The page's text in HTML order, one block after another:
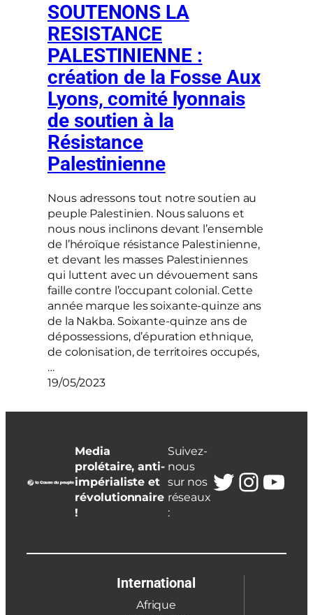
SOUTENONS LA
RESISTANCE
PALESTINIENNE :
création de la Fosse Aux
Lyons, comité lyonnais
de soutien à la
Résistance
Palestinienne
Nous adressons tout notre soutien au
peuple Palestinien. Nous saluons et
nous nous inclinons devant l’ensemble
de l’héroïque résistance Palestinienne,
et devant les masses Palestiniennes
qui luttent avec un dévouement sans
faille contre l’occupant colonial. Cette
année marque les soixante-quinze ans
de la Nakba. Soixante-quinze ans de
dépossessions, d’épuration ethnique,
de colonisation, de territoires occupés,
…
19/05/2023
Media
prolétaire, anti-
impérialiste et
révolutionnaire
!
Suivez-
nous
sur nos
réseaux
:
Twitter
International
Afrique